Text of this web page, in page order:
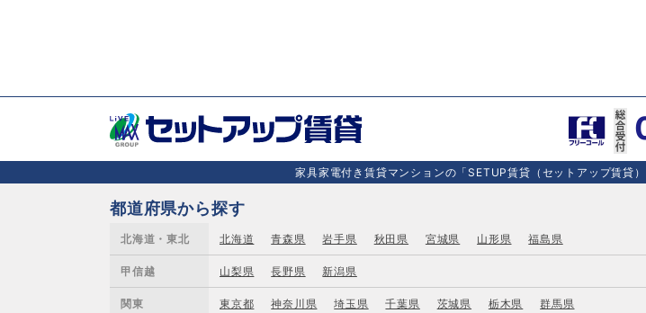
家具家電付き賃貸マンションの「SETUP賃貸（セットアップ賃貸
都道府県から探す
北海道・東北 北海道 青森県 岩手県 秋田県 宮城県 山形県 福島県
甲信越 山梨県 長野県 新潟県
関東 東京都 神奈川県 埼玉県 千葉県 茨城県 栃木県 群馬県